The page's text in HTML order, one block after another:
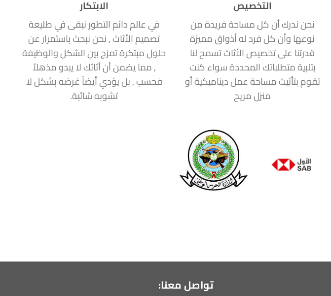
التخصيص
نحن ندرك أن كل مساحة فريدة من
نوعها وأن كل فرد له أذواق مميزة
قدرتنا على تخصيص الأثاث تسمح لنا
بتلبية متطلباتك المحددة سواء كنت
تقوم بتأثيث مساحة عمل ديناميكية أو
منزل مريح
الابتكار
في عالم دائم التطور نبقى في طليعة
تصميم الأثاث , نحن نبحث باستمرار عن
حلول مبتكرة تمزج بين الشكل والوظيفة
, مما يضمن أن أثاثك لا يبدو مذهلاُ
فحسب , بل يؤدي أيضاً غرضه بشكل لا
تشوبه شائبة.
تواصل معنا: